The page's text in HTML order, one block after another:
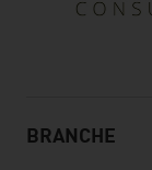
BRANCHE